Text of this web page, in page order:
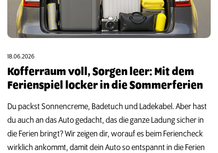
18.06.2026
Kofferraum voll, Sorgen leer: Mit dem
Ferienspiel locker in die Sommerferien
Du packst Sonnencreme, Badetuch und Ladekabel. Aber hast
du auch an das Auto gedacht, das die ganze Ladung sicher in
die Ferien bringt? Wir zeigen dir, worauf es beim Feriencheck
wirklich ankommt, damit dein Auto so entspannt in die Ferien